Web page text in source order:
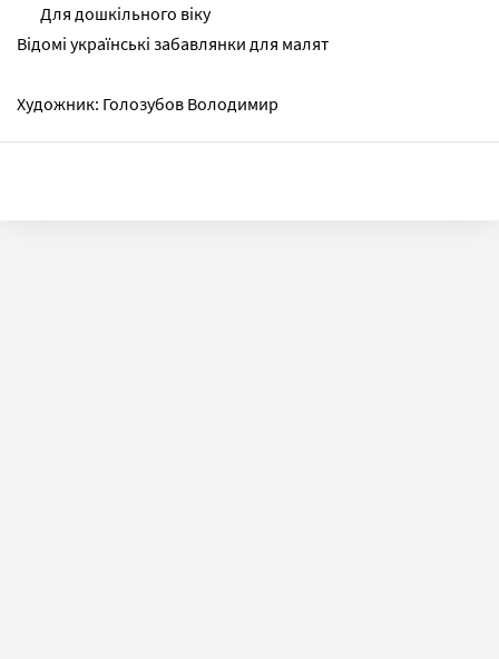
Для дошкільного віку
Відомі українські забавлянки для малят
Художник: Голозубов Володимир